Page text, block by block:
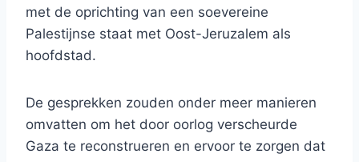
met de oprichting van een soevereine
Palestijnse staat met Oost-Jeruzalem als
hoofdstad.
De gesprekken zouden onder meer manieren
omvatten om het door oorlog verscheurde
Gaza te reconstrueren en ervoor te zorgen dat